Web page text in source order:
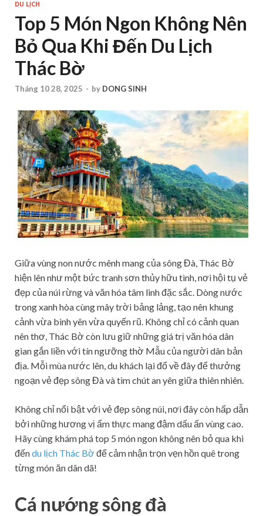
DU LỊCH
Top 5 Món Ngon Không Nên
Bỏ Qua Khi Đến Du Lịch
Thác Bờ
Tháng 10 28, 2025 - by DONG SINH
Giữa vùng non nước mênh mang của sông Đà, Thác Bờ
hiện lên như một bức tranh sơn thủy hữu tình, nơi hội tụ vẻ
đẹp của núi rừng và văn hóa tâm linh đặc sắc. Dòng nước
trong xanh hòa cùng mây trời bảng lảng, tạo nên khung
cảnh vừa bình yên vừa quyến rũ. Không chỉ có cảnh quan
nên thơ, Thác Bờ còn lưu giữ những giá trị văn hóa dân
gian gắn liền với tín ngưỡng thờ Mẫu của người dân bản
địa. Mỗi mùa nước lên, du khách lại đổ về đây để thưởng
ngoạn vẻ đẹp sông Đà và tìm chút an yên giữa thiên nhiên.
Không chỉ nổi bật với vẻ đẹp sông núi, nơi đây còn hấp dẫn
bởi những hương vị ẩm thực mang đậm dấu ấn vùng cao.
Hãy cùng khám phá top 5 món ngon không nên bỏ qua khi
đếndu lịch Thác Bờ để cảm nhận trọn vẹn hồn quê trong
từng món ăn dân dã!
Cá nướng sông đà